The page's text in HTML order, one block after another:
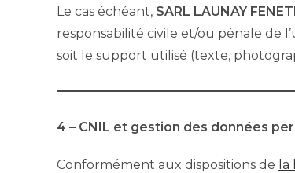
Le cas échéant, SARL LAUNAY
responsabilité civile et/ou pénale de
soit le support utilisé (texte,
4 – CNIL et gestion des données
Conformément aux dispositions de